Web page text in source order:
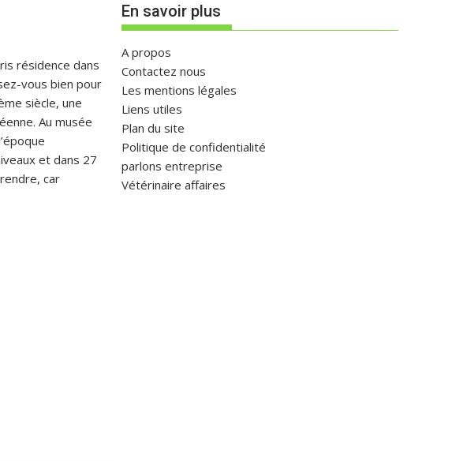
résidence dans
vous bien pour
siècle, une
Au musée
et dans 27
car
En savoir plus
A propos
Contactez nous
Les mentions légales
Liens utiles
Plan du site
Politique de confidentialité
parlons entreprise
Vétérinaire affaires